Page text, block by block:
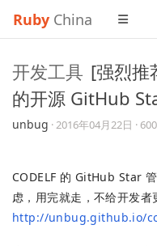
Ruby China
开发工具 [强烈推
的开源 GitHub
unbug ·2016年04月22日 ·
CODELF 的 GitHub Star
虑，用完就走，不给开发者
http://unbug.github.io/